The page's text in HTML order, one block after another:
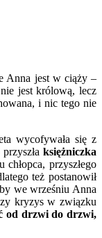
Anna jest w ciąży –
jest królową, lecz
i nic tego nie
wycofywała się z
księżniczka
przyszłego
też postanowił
we wrześniu Anna
kryzys w związku
od drzwi do drzwi,